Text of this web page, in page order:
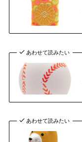
あわせて読みたい
あわせて読みたい